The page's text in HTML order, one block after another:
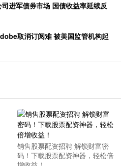
进军债券市场 国债收益率延续反
取消订阅难 被美国监管机构起
销售股票配资招聘 解锁财富密
码！下载股票配资神器，轻松倍